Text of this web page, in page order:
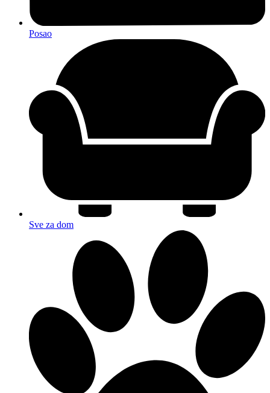
Posao
Sve za dom